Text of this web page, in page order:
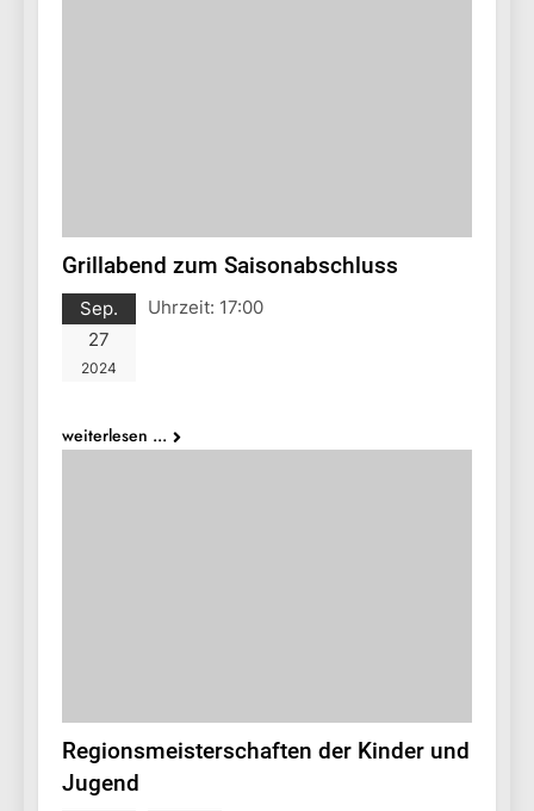
Grillabend zum Saisonabschluss
Sep.
27
2024
Uhrzeit: 17:00
weiterlesen ...
Regionsmeisterschaften der Kinder und
Jugend